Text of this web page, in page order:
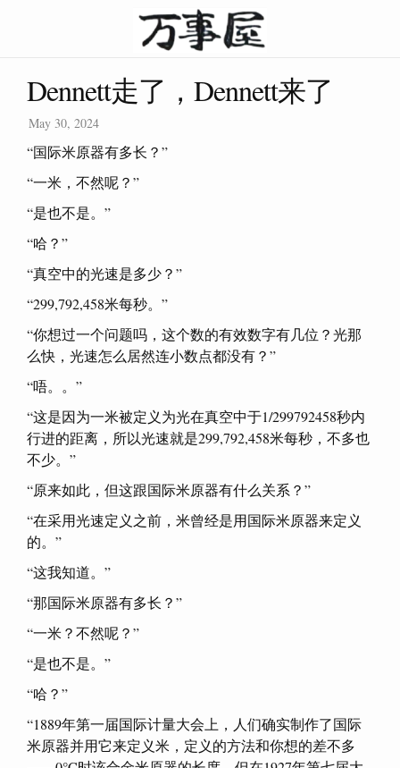
Dennett走了，Dennett来了
May 30, 2024
“国际米原器有多长？”
“一米，不然呢？”
“是也不是。”
“哈？”
“真空中的光速是多少？”
“299,792,458米每秒。”
“你想过一个问题吗，这个数的有效数字有几位？光那
么快，光速怎么居然连小数点都没有？”
“唔。。”
“这是因为一米被定义为光在真空中于1/299792458秒内
行进的距离，所以光速就是299,792,458米每秒，不多也
不少。”
“原来如此，但这跟国际米原器有什么关系？”
“在采用光速定义之前，米曾经是用国际米原器来定义
的。”
“这我知道。”
“那国际米原器有多长？”
“一米？不然呢？”
“是也不是。”
“哈？”
“1889年第一届国际计量大会上，人们确实制作了国际
米原器并用它来定义米，定义的方法和你想的差不多